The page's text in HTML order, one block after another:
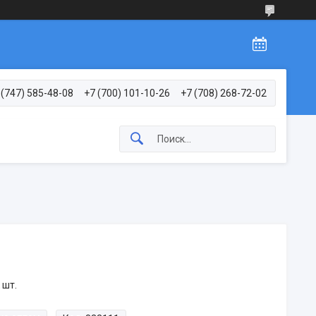
(747) 585-48-08 +7 (700) 101-10-26 +7 (708) 268-72-02